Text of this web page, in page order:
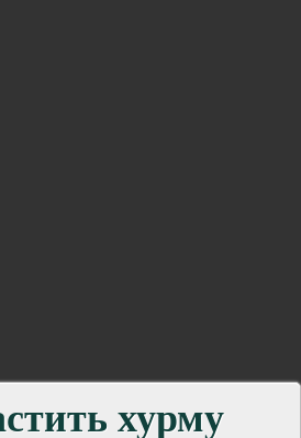
хурму